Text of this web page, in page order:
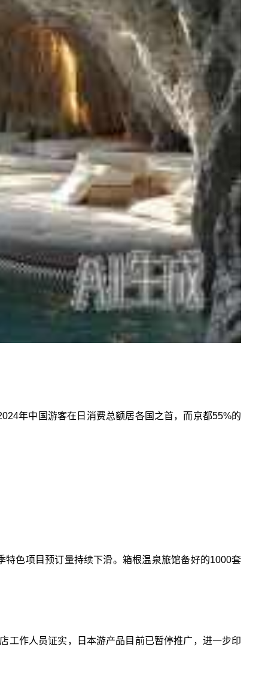
年中国游客在日消费总额居各国之首，而京都55%的
色项目预订量持续下滑。箱根温泉旅馆备好的1000套
工作人员证实，日本游产品目前已暂停推广，进一步印